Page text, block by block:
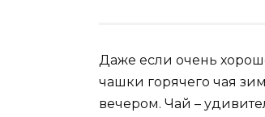
Даже если очень
чашки горячего чая
вечером. Чай –